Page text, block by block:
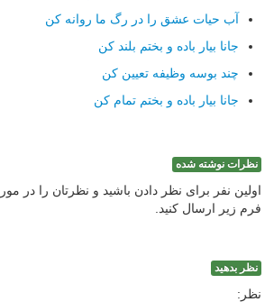
آب حیات عشق را در رگ ما روانه كن
جانا بیار باده و بختم بلند كن
چند بوسه وظیفه تعیین كن
جانا بیار باده و بختم تمام كن
نظرات نوشته شده
اولین نفر برای نظر دادن باشید و نظرتان را در
فرم زیر ارسال کنید.
نظر بدهید
نظر: